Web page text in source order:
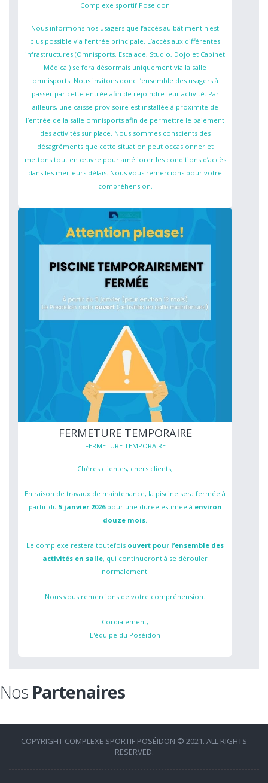
Complexe sportif Poseidon
Nous informons nos usagers que l’accès au bâtiment n'est
plus possible via l’entrée principale. L’accès aux différentes
infrastructures (Omnisports, Escalade, Studio, Dojo et Cabinet
Médical) se fera désormais uniquement via la salle
omnisports. Nous invitons donc l’ensemble des usagers à
passer par cette entrée afin de rejoindre leur activité. Par
ailleurs, une caisse provisoire est installée à proximité de
l’entrée de la salle omnisports afin de permettre le paiement
des activités sur place. Nous sommes conscients des
désagréments que cette situation peut occasionner et
mettons tout en œuvre pour améliorer les conditions d’accès
dans les meilleurs délais. Nous vous remercions pour votre
compréhension.
FERMETURE TEMPORAIRE
FERMETURE TEMPORAIRE
Chères clientes, chers clients,
En raison de travaux de maintenance, la piscine sera fermée à
partir du 5 janvier 2026pour une durée estimée à environ
douze mois
Le complexe restera toutefois ouvert pour l’ensemble des
activités en salle, qui continueront à se dérouler
normalement.
Nous vous remercions de votre compréhension.
Cordialement,
L'équipe du Poséidon
Nos Partenaires
COPYRIGHT COMPLEXE SPORTIF POSÉIDON © 2021. ALL RIGHTS
RESERVED.